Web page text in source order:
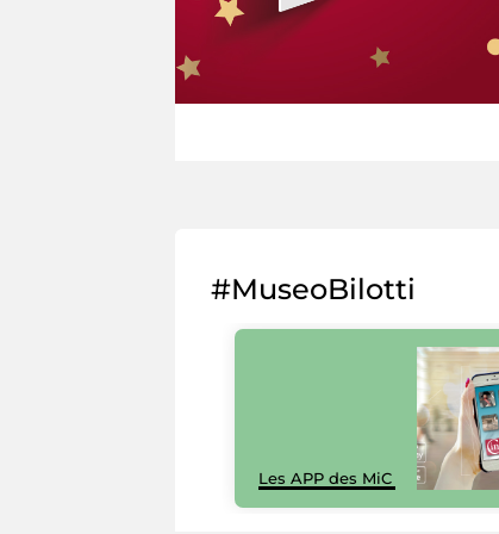
#MuseoBilotti
Les APP des MiC